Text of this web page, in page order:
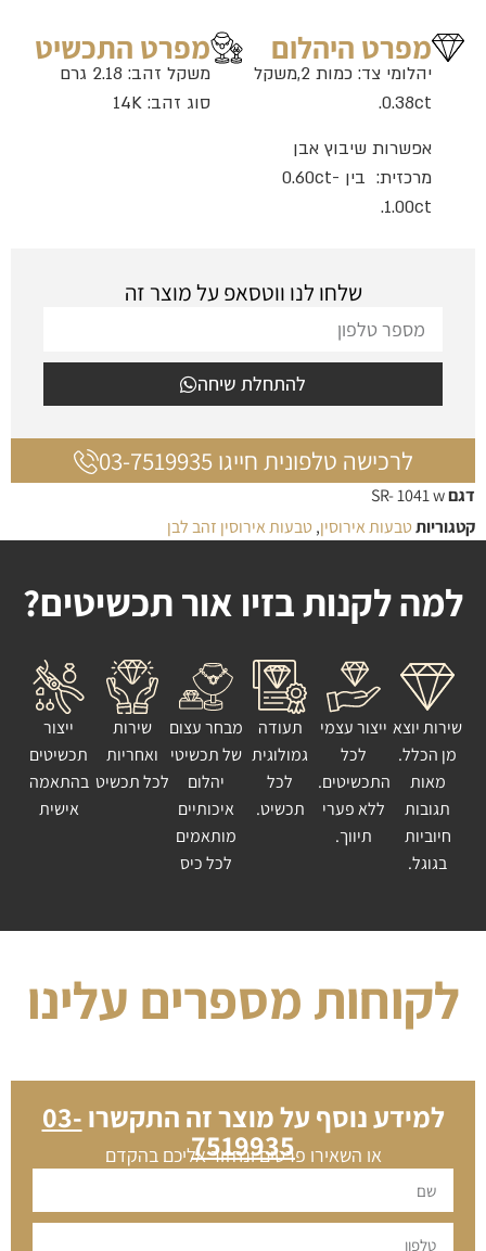
מפרט היהלום
יהלומי צד: כמות 2,משקל
0.38ct.
אפשרות שיבוץ אבן
מרכזית: בין 0.60ct-
1.00ct.
מפרט התכשיט
משקל זהב: 2.18 גרם
סוג זהב: 14K
שלחו לנו ווטסאפ על מוצר זה
להתחלת שיחה
לרכישה טלפונית חייגו 03-7519935
דגםSR- 1041 w
קטגוריותטבעות אירוסין, טבעות אירוסין זהב לבן
למה לקנות בזיו אור תכשיטים?
שירות יוצא
מן הכלל.
מאות
תגובות
חיוביות
בגוגל.
ייצור עצמי
לכל
התכשיטים.
ללא פערי
תיווך.
תעודה
גמולוגית
לכל
תכשיט.
מבחר עצום
של תכשיטי
יהלום
איכותיים
מותאמים
לכל כיס
שירות
ואחריות
לכל תכשיט
ייצור
תכשיטים
בהתאמה
אישית
לקוחות מספרים עלינו
למידע נוסף על מוצר זה התקשרו 03-
7519935
או השאירו פרטים ונחזור אליכם בהקדם